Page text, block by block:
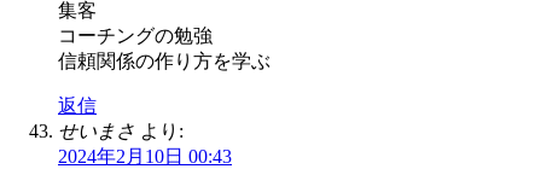
集客
コーチングの勉強
信頼関係の作り方を学ぶ
返信
せいまさ より:
2024年2月10日 00:43